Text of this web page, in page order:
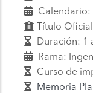
Calendario:
Título
Duración: 1
Rama:
Curso de
Memoria